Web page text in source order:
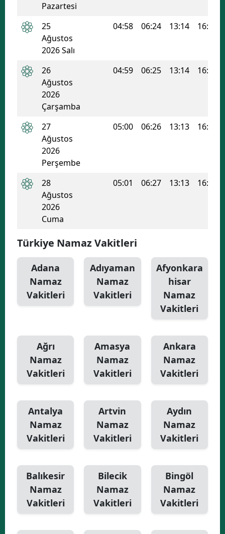
Kırıkkale
Bartın
Yalova
Karabük
Kilis
Osmaniye
Pazartesi
25
Ağustos
2026 Salı
04:58 06:24 13:14 16:55
26
Ağustos
2026
Çarşamba
04:59 06:25 13:14 16:55
27
Ağustos
2026
Perşembe
05:00 06:26 13:13 16:54
28
Ağustos
2026
Cuma
05:01 06:27 13:13 16:53
Türkiye Namaz Vakitleri
Adana
Namaz
Vakitleri
Adıyaman
Namaz
Vakitleri
Afyonkara
hisar
Namaz
Vakitleri
Ağrı
Namaz
Vakitleri
Amasya
Namaz
Vakitleri
Ankara
Namaz
Vakitleri
Antalya
Namaz
Vakitleri
Artvin
Namaz
Vakitleri
Aydın
Namaz
Vakitleri
Balıkesir
Namaz
Vakitleri
Bilecik
Namaz
Vakitleri
Bingöl
Namaz
Vakitleri